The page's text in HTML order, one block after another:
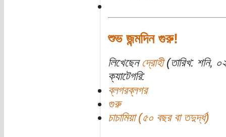
শুভ জন্মদিন গুরু!
লিখেছেন দ্রোহী(তারিখ: শনি,
ক্যাটেগরি:
ব্লগরব্লগর
গুরু
চাচামিয়া (৫০ বছর বা তদুর্দ্ধ)